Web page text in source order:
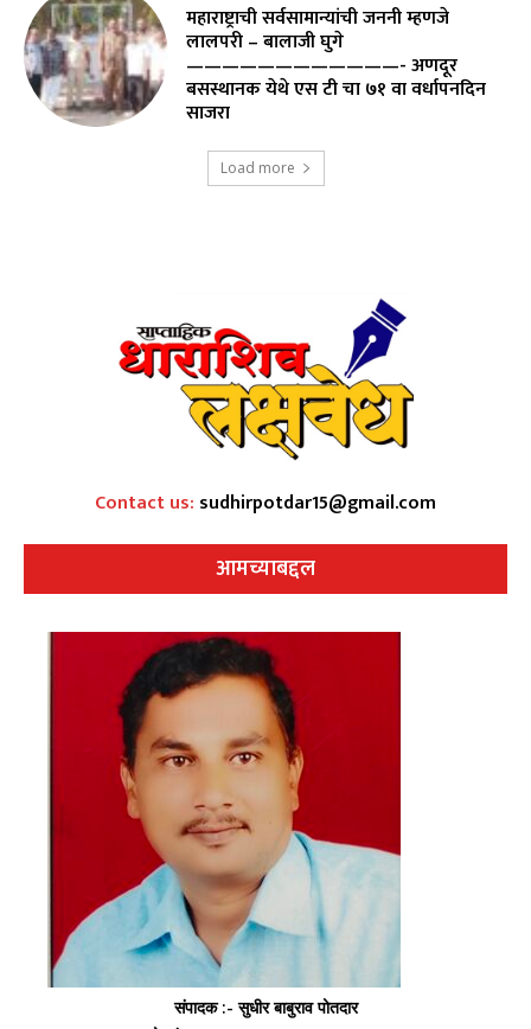
महाराष्ट्राची सर्वसामान्यांची जननी म्हणजे
लालपरी – बालाजी घुगे
————————————- अणदूर
बसस्थानक येथे एस टी चा ७१ वा वर्धापनदिन
साजरा
Load more
Contact us: sudhirpotdar15@gmail.com
आमच्याबद्दल
संपादक :- सुधीर बाबुराव पोतदार